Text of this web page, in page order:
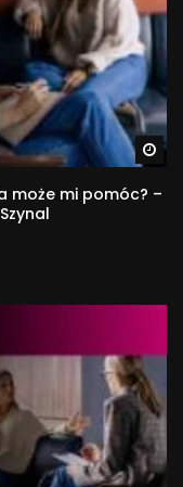
może mi pomóc? –